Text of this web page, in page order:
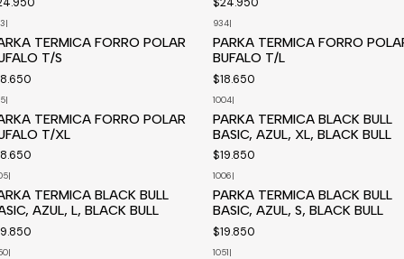
|
TERMICA FORRO POLAR
T/S
934|
PARKA TERMICA FORRO
BUFALO T/L
$18.650
|
TERMICA FORRO POLAR
T/XL
1004|
PARKA TERMICA BLACK BULL
BASIC, AZUL, XL, BLACK BULL
$19.850
|
TERMICA BLACK BULL
AZUL, L, BLACK BULL
1006|
PARKA TERMICA BLACK BULL
BASIC, AZUL, S, BLACK BULL
$19.850
| 1051|